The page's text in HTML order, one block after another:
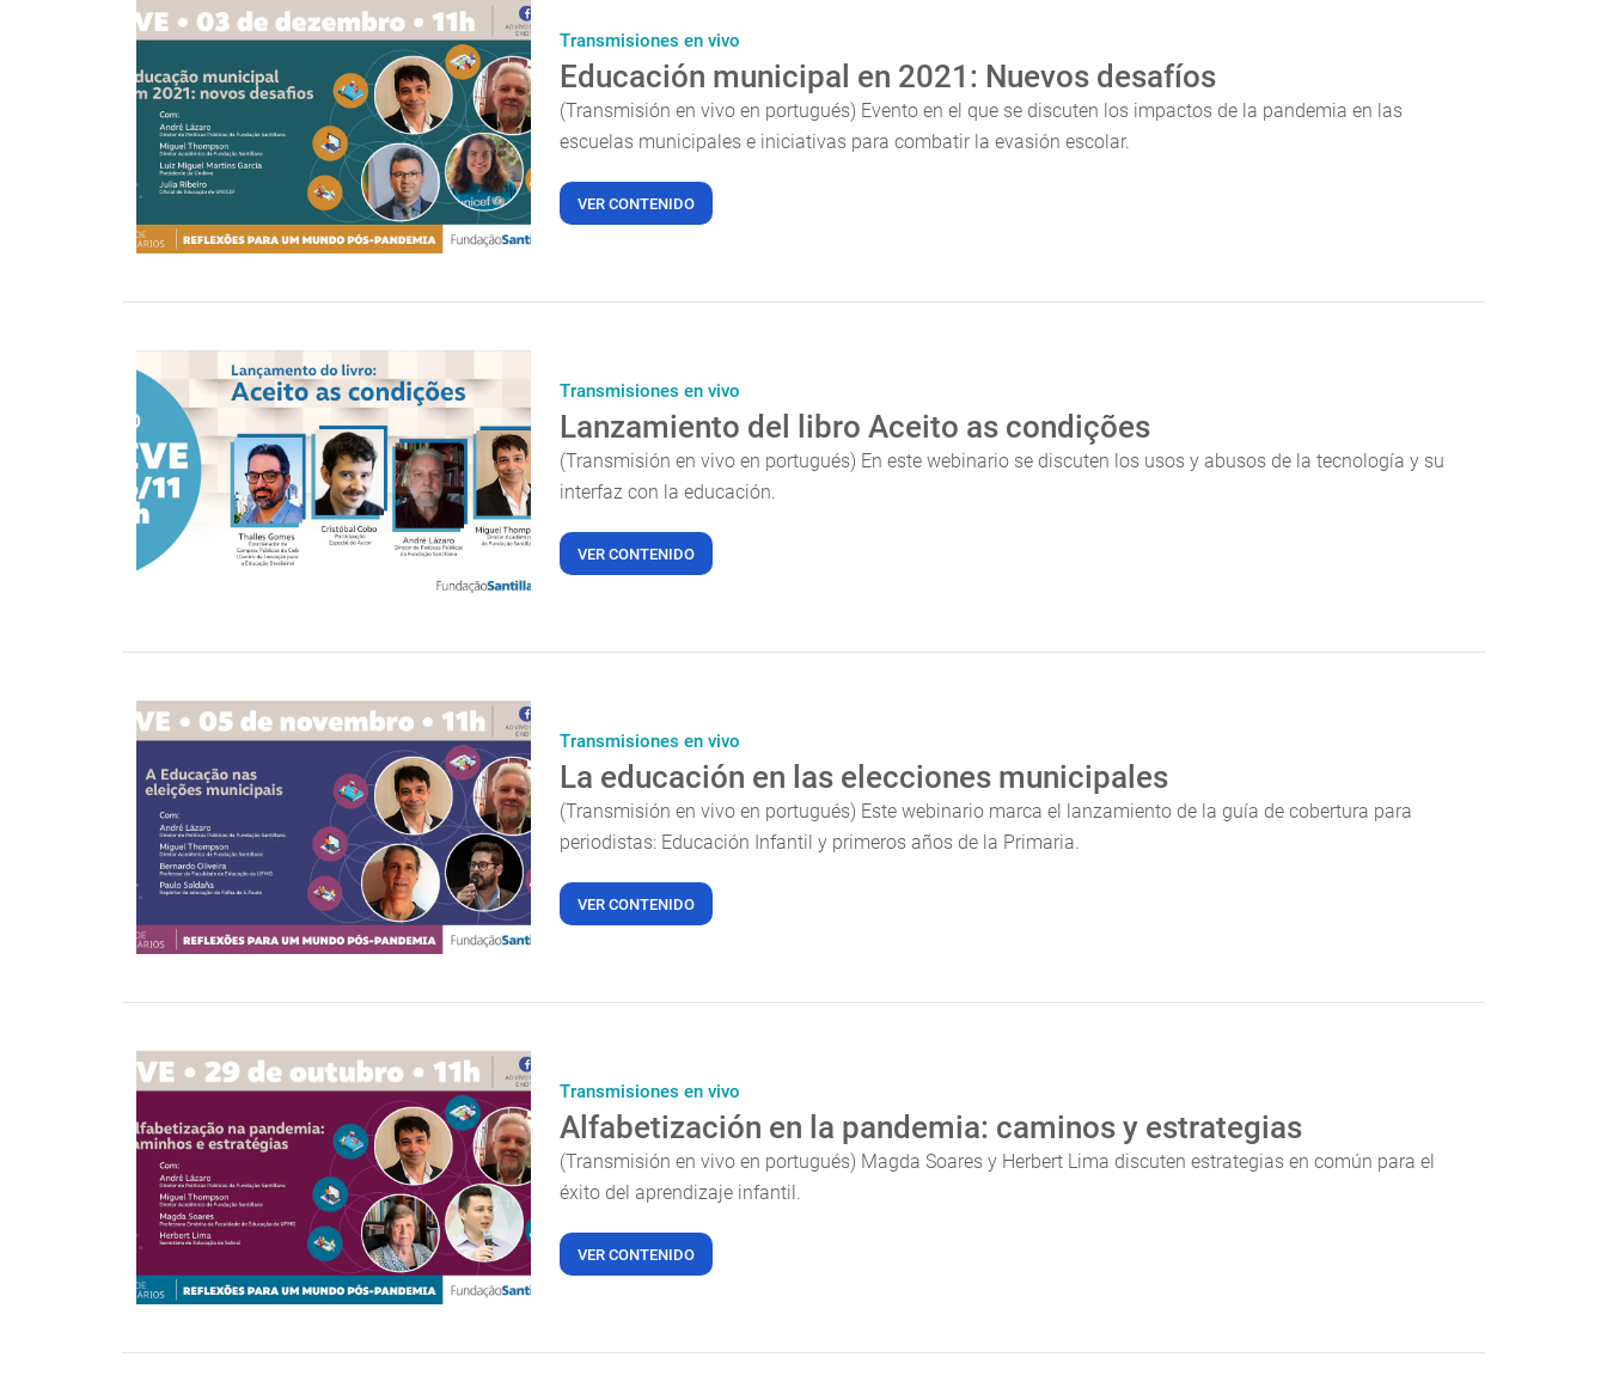
Transmisiones en vivo
Educación municipal en 2021: Nuevos desafíos
(Transmisión en vivo en portugués) Evento en el que se discuten los impactos de la pandemia en las
escuelas municipales e iniciativas para combatir la evasión escolar.
VER CONTENIDO
Transmisiones en vivo
Lanzamiento del libro Aceito as condições
(Transmisión en vivo en portugués) En este webinario se discuten los usos y abusos de la tecnología y su
interfaz con la educación.
VER CONTENIDO
Transmisiones en vivo
La educación en las elecciones municipales
(Transmisión en vivo en portugués) Este webinario marca el lanzamiento de la guía de cobertura para
periodistas: Educación Infantil y primeros años de la Primaria.
VER CONTENIDO
Transmisiones en vivo
Alfabetización en la pandemia: caminos y estrategias
(Transmisión en vivo en portugués) Magda Soares y Herbert Lima discuten estrategias en común para el
éxito del aprendizaje infantil.
VER CONTENIDO